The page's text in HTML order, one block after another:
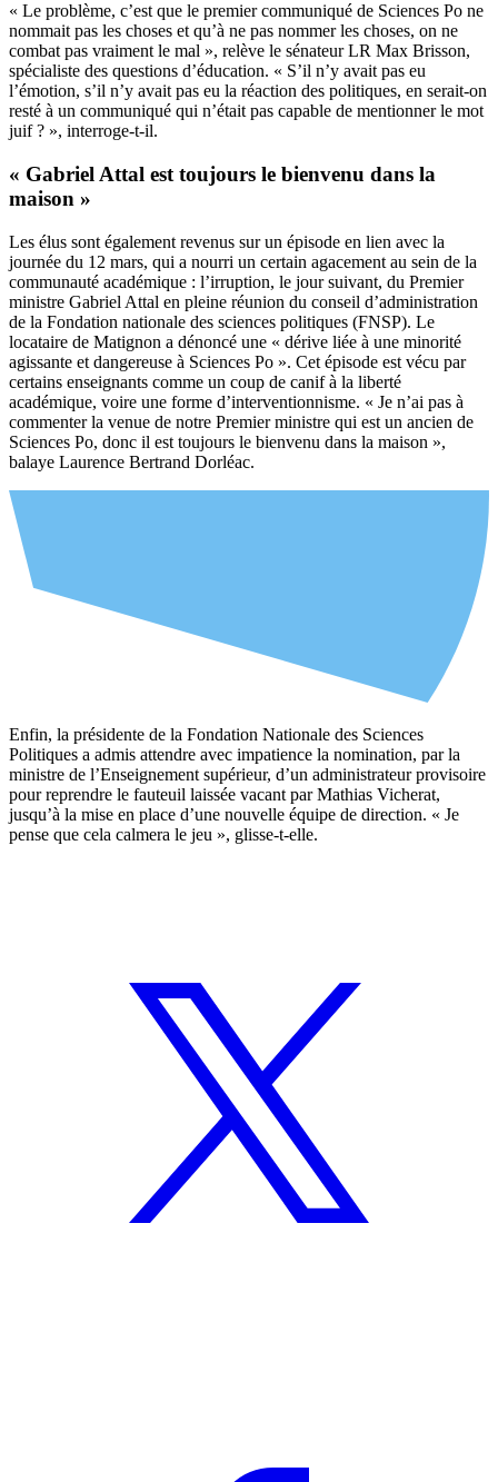
« Le problème, c’est que le premier communiqué de Sciences Po ne
nommait pas les choses et qu’à ne pas nommer les choses, on ne
combat pas vraiment le mal », relève le sénateur LR Max Brisson,
spécialiste des questions d’éducation. « S’il n’y avait pas eu
l’émotion, s’il n’y avait pas eu la réaction des politiques, en serait-on
resté à un communiqué qui n’était pas capable de mentionner le mot
juif ? », interroge-t-il.
« Gabriel Attal est toujours le bienvenu dans la
maison »
Les élus sont également revenus sur un épisode en lien avec la
journée du 12 mars, qui a nourri un certain agacement au sein de la
communauté académique : l’irruption, le jour suivant, du Premier
ministre Gabriel Attal en pleine réunion du conseil d’administration
de la Fondation nationale des sciences politiques (FNSP). Le
locataire de Matignon a dénoncé une « dérive liée à une minorité
agissante et dangereuse à Sciences Po ». Cet épisode est vécu par
certains enseignants comme un coup de canif à la liberté
académique, voire une forme d’interventionnisme. « Je n’ai pas à
commenter la venue de notre Premier ministre qui est un ancien de
Sciences Po, donc il est toujours le bienvenu dans la maison »,
balaye Laurence Bertrand Dorléac.
Enfin, la présidente de la Fondation Nationale des Sciences
Politiques a admis attendre avec impatience la nomination, par la
ministre de l’Enseignement supérieur, d’un administrateur provisoire
pour reprendre le fauteuil laissée vacant par Mathias Vicherat,
jusqu’à la mise en place d’une nouvelle équipe de direction. « Je
pense que cela calmera le jeu », glisse-t-elle.